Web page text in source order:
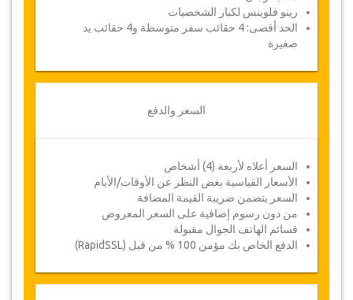
رينو فلوينس لكبار الشخصيات
الحد أقصى: 4 حقائب سفر متوسطة و4 حقائب يد
صغيرة
السعر والدفع
السعر أعلاه لأربعة (4) أشخاص
الأسعار القياسية بغض النظر عن الأوقات/الأيام
السعر يتضمن ضريبة القيمة المضافة
من دون رسوم إضافية على السعر المعروض
قسائم الهاتف الجوال مقبولة
الدفع الخاص بك مؤمن 100 % من قبل (RapidSSL)